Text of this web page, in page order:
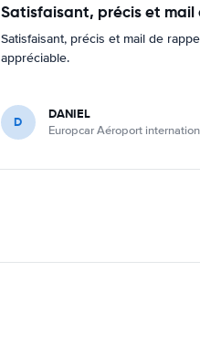
Satisfaisant, précis et mail
Satisfaisant, précis et mail de
appréciable.
D DANIEL
Europcar Aéroport